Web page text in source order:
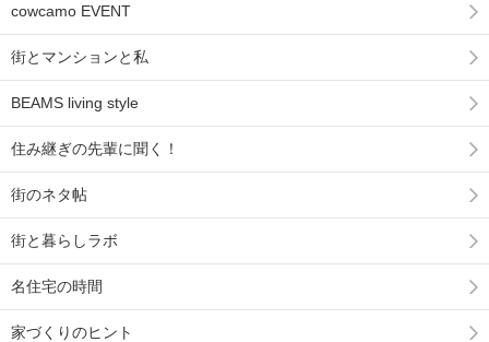
cowcamo EVENT
街とマンションと私
BEAMS living style
住み継ぎの先輩に聞く！
街のネタ帖
街と暮らしラボ
名住宅の時間
家づくりのヒント